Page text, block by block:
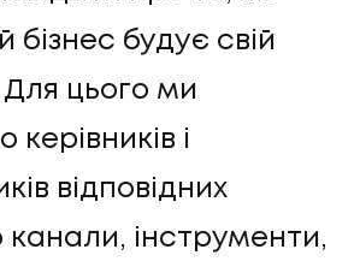
бізнес будує свій
цього ми
і
відповідних
канали, інструменти,